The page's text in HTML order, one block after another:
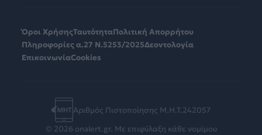
Όροι ΧρήσηςΤαυτότηταΠολιτική Απορρήτου
Πληροφορίες α.27 Ν.5253/2025Δεοντολογία
ΕπικοινωνίαCookies
Αριθμός Πιστοποίησης Μ.Η.Τ.242057
© 2026 onalert.gr. Με επιφύλαξη κάθε νομίμου